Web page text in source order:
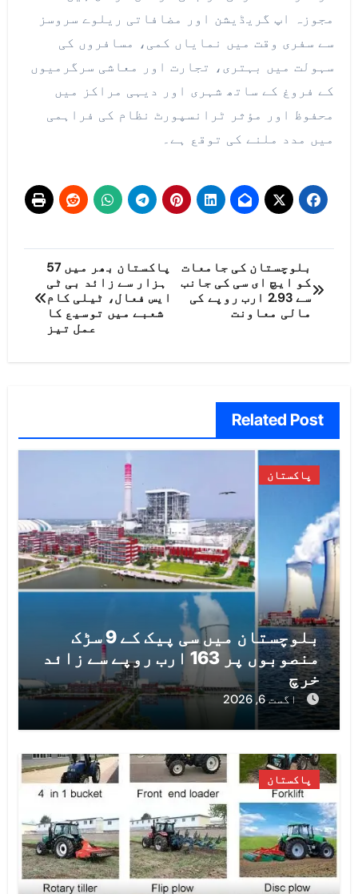
مجوزہ اپ گریڈیشن اور مضافاتی ریلوے سروسز
سے سفری وقت میں نمایاں کمی، مسافروں کی
سہولت میں بہتری، تجارت اور معاشی سرگرمیوں
کے فروغ کے ساتھ شہری اور دیہی مراکز میں
محفوظ اور مؤثر ٹرانسپورٹ نظام کی فراہمی
میں مدد ملنے کی توقع ہے۔
پوسٹوں
کی
نیویگیشن
بلوچستان کی جامعات
کو ایچ ای سی کی جانب
سے 2.93 ارب روپے کی
مالی معاونت
پاکستان بھر میں 57
ہزار سے زائد بی ٹی
ایس فعال، ٹیلی کام
شعبے میں توسیع کا
عمل تیز
Related Post
پاکستان
بلوچستان میں سی پیک کے 9 سڑک
منصوبوں پر 163 ارب روپے سے زائد
خرچ
اگست 6, 2026
پاکستان